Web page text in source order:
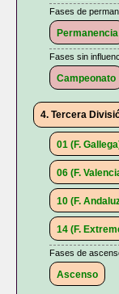
Fases de
Permanencia
Fases sin
Campeonato
4. Tercera
01 (F.
06 (F.
10 (F.
14 (F.
Fases de
Ascenso